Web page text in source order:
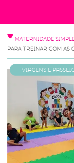
MATERNIDADE
PARA TREINAR COM AS
Viagens e